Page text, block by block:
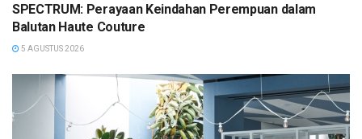
SPECTRUM: Perayaan Keindahan Perempuan dalam
Balutan Haute Couture
5 AGUSTUS 2026